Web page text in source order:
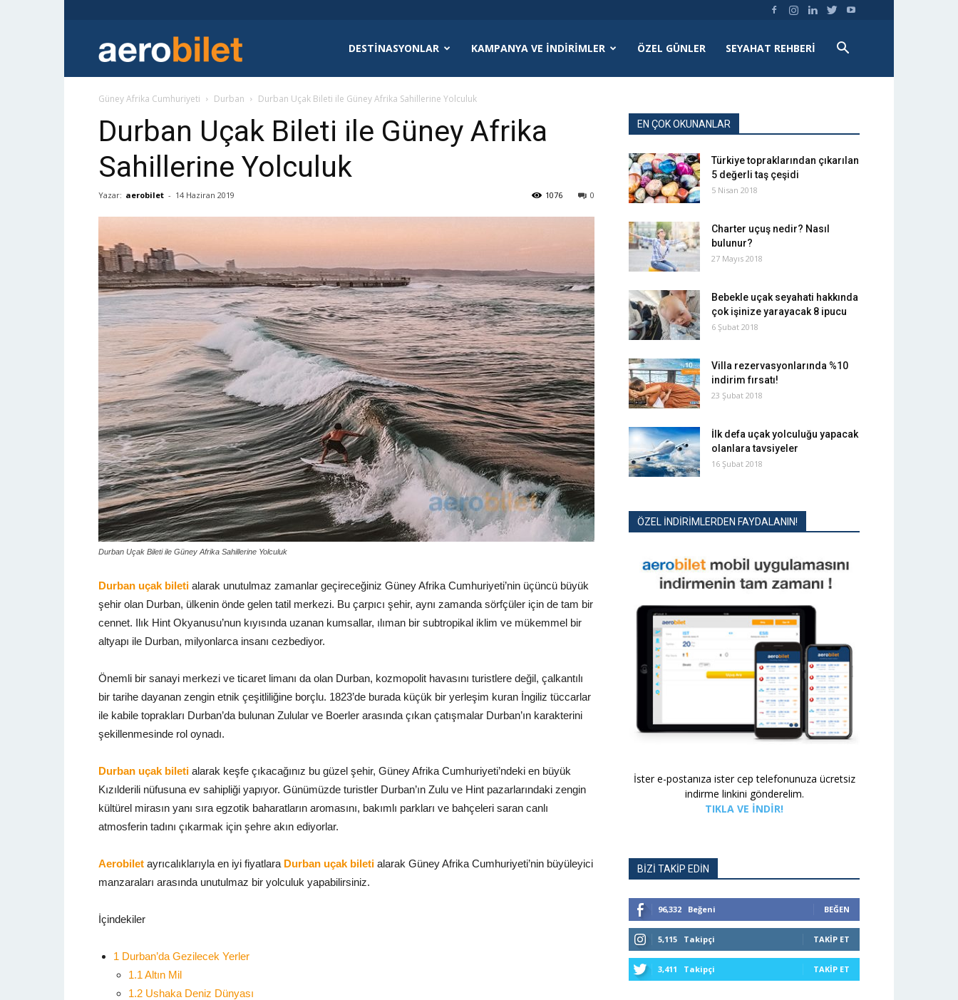
AEROBILET DESTINASYONLAR KAMPANYA VE İNDIRIMLER ÖZEL GÜNLER SEYAHAT REHBERI
Güney Afrika Cumhuriyeti Durban Durban Uçak Bileti ile Güney Afrika Sahillerine Yolculuk
Durban Uçak Bileti ile Güney Afrika
Sahillerine Yolculuk
Yazar: aerobilet - 14 Haziran 2019 0
1076
Durban Uçak Bileti ile Güney Afrika Sahillerine Yolculuk
Durban uçak bileti alarak unutulmaz zamanlar geçireceğiniz Güney Afrika Cumhuriyeti’nin üçüncü büyük
şehir olan Durban, ülkenin önde gelen tatil merkezi. Bu çarpıcı şehir, aynı zamanda sörfçüler için de tam bir
cennet. Ilık Hint Okyanusu’nun kıyısında uzanan kumsallar, ılıman bir subtropikal iklim ve mükemmel bir
altyapı ile Durban, milyonlarca insanı cezbediyor.
Önemli bir sanayi merkezi ve ticaret limanı da olan Durban, kozmopolit havasını turistlere değil, çalkantılı
bir tarihe dayanan zengin etnik çeşitliliğine borçlu. 1823’de burada küçük bir yerleşim kuran İngiliz tüccarlar
ile kabile toprakları Durban’da bulunan Zulular ve Boerler arasında çıkan çatışmalar Durban’ın karakterini
şekillenmesinde rol oynadı.
Durban uçak bileti alarak keşfe çıkacağınız bu güzel şehir, Güney Afrika Cumhuriyeti’ndeki en büyük
Kızılderili nüfusuna ev sahipliği yapıyor. Günümüzde turistler Durban’ın Zulu ve Hint pazarlarındaki zengin
kültürel mirasın yanı sıra egzotik baharatların aromasını, bakımlı parkları ve bahçeleri saran canlı
atmosferin tadını çıkarmak için şehre akın ediyorlar.
Aerobilet ayrıcalıklarıyla en iyi fiyatlara Durban uçak bileti alarak Güney Afrika Cumhuriyeti’nin büyüleyici
manzaraları arasında unutulmaz bir yolculuk yapabilirsiniz.
İçindekiler
1 Durban’da Gezilecek Yerler
1.1 Altın Mil
1.2 Ushaka Deniz Dünyası
EN ÇOK OKUNANLAR
Türkiye topraklarından çıkarılan
5 değerli taş çeşidi
5 Nisan 2018
Charter uçuş nedir? Nasıl
bulunur?
27 Mayıs 2018
Bebekle uçak seyahati hakkında
çok işinize yarayacak 8 ipucu
6 Şubat 2018
Villa rezervasyonlarında %10
indirim fırsatı!
23 Şubat 2018
İlk defa uçak yolculuğu yapacak
olanlara tavsiyeler
16 Şubat 2018
ÖZEL İNDİRİMLERDEN FAYDALANIN!
İster e-postanıza ister cep telefonunuza ücretsiz
indirme linkini gönderelim.
TIKLA VE İNDİR!
BIZI TAKIP EDIN
96,332 Beğeni BEĞEN
5,115 Takipçi TAKIP ET
3,411 Takipçi TAKIP ET